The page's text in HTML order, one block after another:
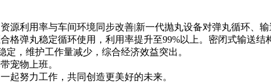
源利用率与车间环境同步改善|新一代抛丸设备对弹丸循环、
格弹丸稳定循环使用，利用率提升至99%以上。密闭式输送
，维护工作量减少，综合经济效益突出。
宠物上班。
起努力工作，共同创造更美好的未来。